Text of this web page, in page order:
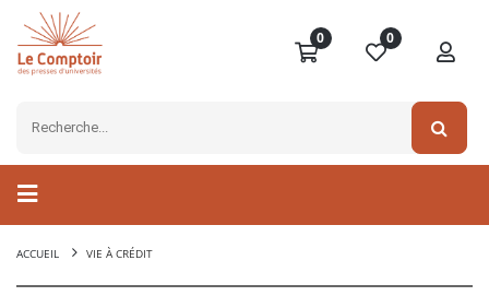
0 0
ACCUEIL VIE À CRÉDIT